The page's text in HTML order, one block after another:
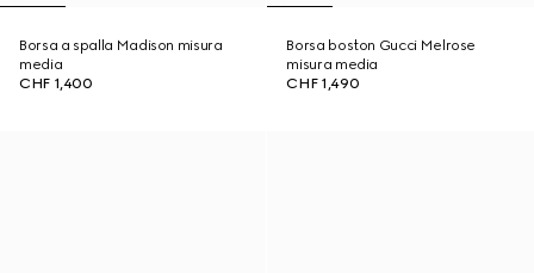
Borsa a spalla Madison misura
media
CHF 1,400
Borsa boston Gucci Melrose
misura media
CHF 1,490